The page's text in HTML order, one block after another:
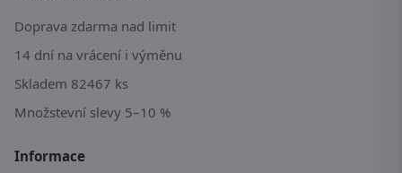
Doprava zdarma nad limit
14 dní na vrácení i výměnu
Skladem 82467 ks
Množstevní slevy 5–10 %
Informace